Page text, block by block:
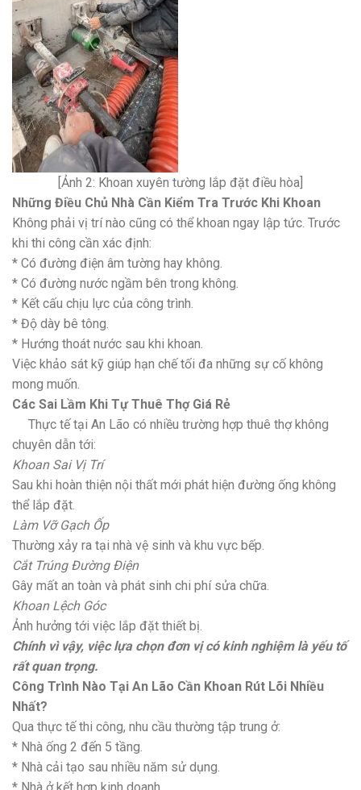
[Ảnh 2: Khoan xuyên tường lắp đặt điều hòa]
Những Điều Chủ Nhà Cần Kiểm Tra Trước Khi Khoan
Không phải vị trí nào cũng có thể khoan ngay lập tức. Trước
khi thi công cần xác định:
* Có đường điện âm tường hay không.
* Có đường nước ngầm bên trong không.
* Kết cấu chịu lực của công trình.
* Độ dày bê tông.
* Hướng thoát nước sau khi khoan.
Việc khảo sát kỹ giúp hạn chế tối đa những sự cố không
mong muốn.
Các Sai Lầm Khi Tự Thuê Thợ Giá Rẻ
Thực tế tại An Lão có nhiều trường hợp thuê thợ không
chuyên dẫn tới:
Khoan Sai Vị Trí
Sau khi hoàn thiện nội thất mới phát hiện đường ống không
thể lắp đặt.
Làm Vỡ Gạch Ốp
Thường xảy ra tại nhà vệ sinh và khu vực bếp.
Cắt Trúng Đường Điện
Gây mất an toàn và phát sinh chi phí sửa chữa.
Khoan Lệch Góc
Ảnh hưởng tới việc lắp đặt thiết bị.
Chính vì vậy, việc lựa chọn đơn vị có kinh nghiệm là yếu tố
rất quan trọng.
Công Trình Nào Tại An Lão Cần Khoan Rút Lõi Nhiều
Nhất?
Qua thực tế thi công, nhu cầu thường tập trung ở:
* Nhà ống 2 đến 5 tầng.
* Nhà cải tạo sau nhiều năm sử dụng.